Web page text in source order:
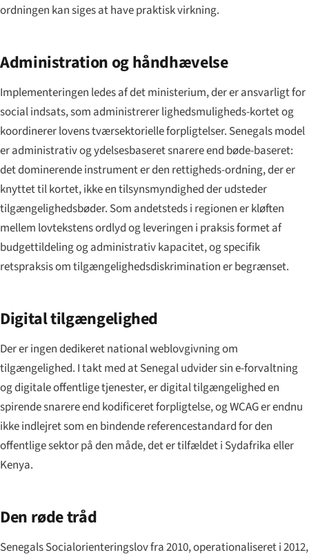
ordningen kan siges at have praktisk virkning.
Administration og håndhævelse
Implementeringen ledes af det ministerium, der er ansvarligt for
social indsats, som administrerer lighedsmuligheds-kortet og
koordinerer lovens tværsektorielle forpligtelser. Senegals model
er administrativ og ydelsesbaseret snarere end bøde-baseret:
det dominerende instrument er den rettigheds-ordning, der er
knyttet til kortet, ikke en tilsynsmyndighed der udsteder
tilgængelighedsbøder. Som andetsteds i regionen er kløften
mellem lovtekstens ordlyd og leveringen i praksis formet af
budgettildeling og administrativ kapacitet, og specifik
retspraksis om tilgængelighedsdiskrimination er begrænset.
Digital tilgængelighed
Der er ingen dedikeret national weblovgivning om
tilgængelighed. I takt med at Senegal udvider sin e-forvaltning
og digitale offentlige tjenester, er digital tilgængelighed en
spirende snarere end kodificeret forpligtelse, og WCAG er endnu
ikke indlejret som en bindende referencestandard for den
offentlige sektor på den måde, det er tilfældet i Sydafrika eller
Kenya.
Den røde tråd
Senegals Socialorienteringslov fra 2010, operationaliseret i 2012,